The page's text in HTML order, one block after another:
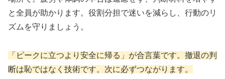
と全員が助かります。役割分担で迷いを減らし、行動のリ
ズムを守りましょう。
「ピークに立つより安全に帰る」が合言葉です。撤退の判
断は恥ではなく技術です。次に必ずつながります。